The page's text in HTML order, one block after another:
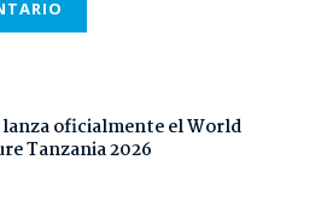
oficialmente el World
Tanzania 2026